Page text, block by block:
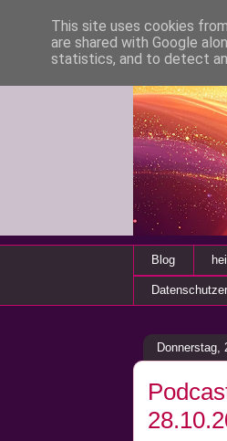
Blog
Donnerstag,
This site uses cookies
are shared with Google
statistics, and to detect